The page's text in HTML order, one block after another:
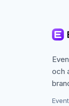
och